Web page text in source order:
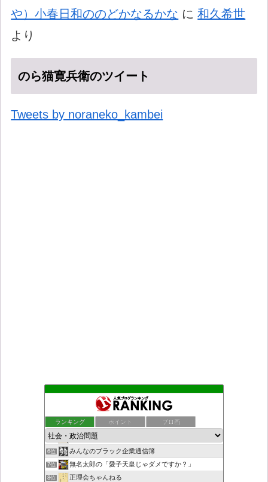
や）小春日和ののどかなるかな に和久希世
より
のら猫寛兵衛のツイート
Tweets by noraneko_kambei
ランキング ポイント ブロ画
もえるあじあ
死神タカ位置サナエのオイルショックドクトリン憲法改悪計画！
ダリチョコ dalichoko
5位 恥を知れ、恥を
6位 みんなのブラック企業通信簿
7位 無名太郎の「愛子天皇じゃダメですか？」
8位 正理会ちゃんねる